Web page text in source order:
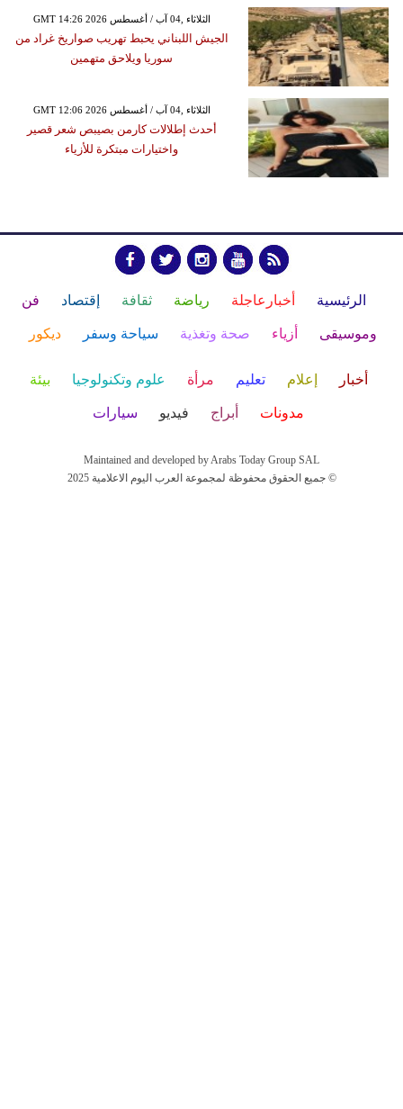
GMT 14:26 2026 الثلاثاء ,04 آب / أغسطس
الجيش اللبناني يحبط تهريب صواريخ غراد من
سوريا ويلاحق متهمين
GMT 12:06 2026 الثلاثاء ,04 آب / أغسطس
أحدث إطلالات كارمن بصيبص شعر قصير
واختيارات مبتكرة للأزياء
الرئيسية أخبارعاجلة رياضة ثقافة إقتصاد فن
وموسيقى أزياء صحة وتغذية سياحة وسفر ديكور
أخبار إعلام تعليم مرأة علوم وتكنولوجيا بيئة
مدونات أبراج فيديو سيارات
Maintained and developed by Arabs Today Group SAL
جميع الحقوق محفوظة لمجموعة العرب اليوم الاعلامية 2025 ©